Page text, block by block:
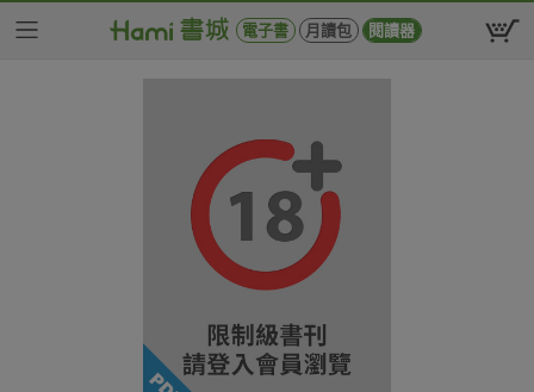
電子書 月讀包 閱讀器